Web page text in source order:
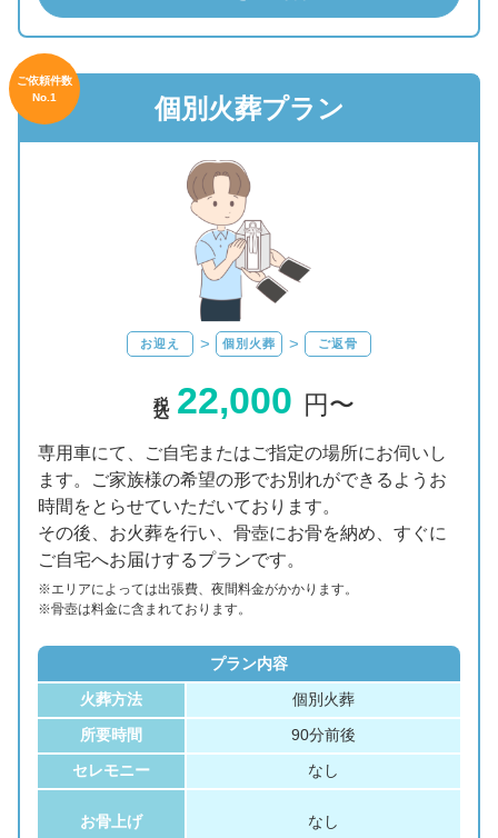
個別火葬プラン
ご依頼件数
No.1
お迎え 個別火葬 ご返骨
22,000 円〜
専用車にて、ご自宅またはご指定の場所にお伺いし
ます。ご家族様の希望の形でお別れができるようお
時間をとらせていただいております。
その後、お火葬を行い、骨壺にお骨を納め、すぐに
ご自宅へお届けするプランです。
※エリアによっては出張費、 夜間料金がかかります。
※骨壺は料金に含まれております。
プラン内容
火葬方法 個別火葬
所要時間 90分前後
セレモニー なし
お骨上げ なし